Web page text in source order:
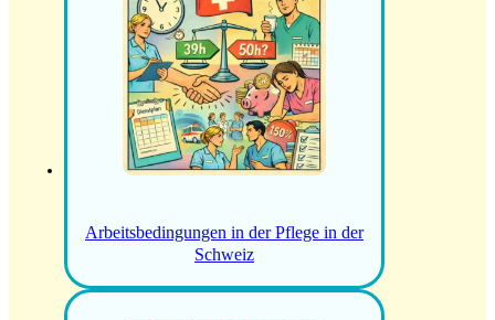
Arbeitsbedingungen in der Pflege in der
Schweiz